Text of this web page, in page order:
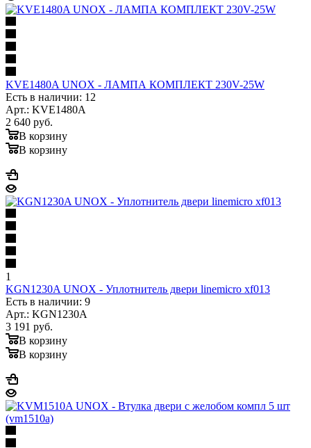
KVE1480A UNOX - ЛАМПА КОМПЛЕКТ 230V-25W
Есть в наличии: 12
Арт.: KVE1480A
2 640 руб.
В корзину
В корзину
1
KGN1230A UNOX - Уплотнитель двери linemicro xf013
Есть в наличии: 9
Арт.: KGN1230A
3 191 руб.
В корзину
В корзину